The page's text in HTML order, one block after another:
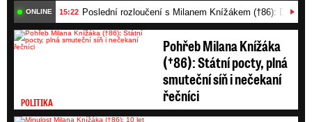
totiž o možném podvodu mluví, jakkoli to Babiš
odmítá.Pokud je premiér nevinen, neměl by se
vyšetřování bát, míní také Pirát. Michálek to řekl
ONLINE 15:22 Poslední rozloučení s Milanem Knížákem (†86):
POLITIKA
Pohřeb Milana Knížáka
(†86): Státní pocty, plná
smuteční síň i nečekaní
řečníci